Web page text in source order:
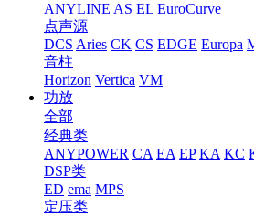
ANYLINE AS EL EuroCurve
点声源
DCS Aries CK CS EDGE Europa
音柱
Horizon Vertica VM
功放
全部
经典类
ANYPOWER CA EA EP KA KC
DSP类
ED ema MPS
定压类